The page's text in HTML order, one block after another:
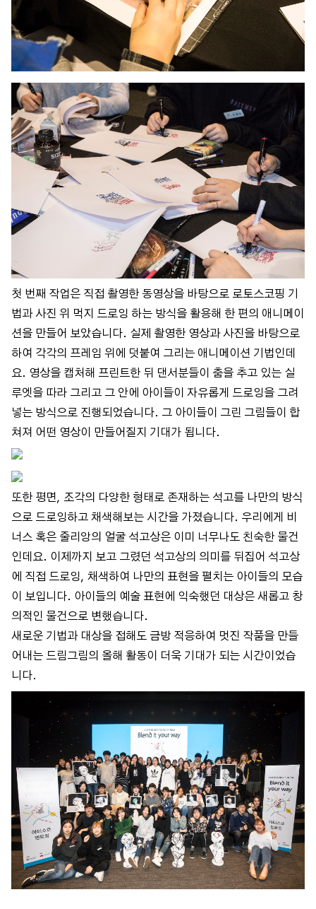
첫 번째 작업은 직접 촬영한 동영상을 바탕으로 로토스코핑 기
법과 사진 위 먹지 드로잉 하는 방식을 활용해 한 편의 애니메이
션을 만들어 보았습니다. 실제 촬영한 영상과 사진을 바탕으로
하여 각각의 프레임 위에 덧붙여 그리는 애니메이션 기법인데
요. 영상을 캡처해 프린트한 뒤 댄서분들이 춤을 추고 있는 실
루엣을 따라 그리고 그 안에 아이들이 자유롭게 드로잉을 그려
넣는 방식으로 진행되었습니다. 그 아이들이 그린 그림들이 합
쳐져 어떤 영상이 만들어질지 기대가 됩니다.
또한 평면, 조각의 다양한 형태로 존재하는 석고를 나만의 방식
으로 드로잉하고 채색해보는 시간을 가졌습니다. 우리에게 비
너스 혹은 줄리앙의 얼굴 석고상은 이미 너무나도 친숙한 물건
인데요. 이제까지 보고 그렸던 석고상의 의미를 뒤집어 석고상
에 직접 드로잉, 채색하여 나만의 표현을 펼치는 아이들의 모습
이 보입니다. 아이들의 예술 표현에 익숙했던 대상은 새롭고 창
의적인 물건으로 변했습니다.
새로운 기법과 대상을 접해도 금방 적응하여 멋진 작품을 만들
어내는 드림그림의 올해 활동이 더욱 기대가 되는 시간이었습
니다.